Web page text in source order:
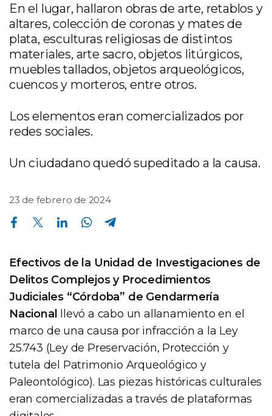
En el lugar, hallaron obras de arte, retablos y
altares, colección de coronas y mates de
plata, esculturas religiosas de distintos
materiales, arte sacro, objetos litúrgicos,
muebles tallados, objetos arqueológicos,
cuencos y morteros, entre otros.
Los elementos eran comercializados por
redes sociales.
Un ciudadano quedó supeditado a la causa.
23 de febrero de 2024
Compartir en Facebook Compartir en Twitter Compartir en Linkedin Compartir en Whatsapp
Efectivos de la Unidad de Investigaciones de
Delitos Complejos y Procedimientos
Judiciales “Córdoba” de Gendarmería
Nacional
llevó a cabo un allanamiento en el
marco de una causa por infracción a la Ley
25.743 (Ley de Preservación, Protección y
tutela del Patrimonio Arqueológico y
Paleontológico). Las piezas históricas culturales
eran comercializadas a través de plataformas